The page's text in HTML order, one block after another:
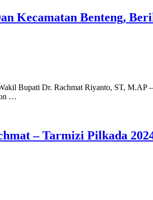
Kecamatan Benteng,
Bupati Dr. Rachmat Riyanto, ST, M.AP
…
– Tarmizi Pilkada